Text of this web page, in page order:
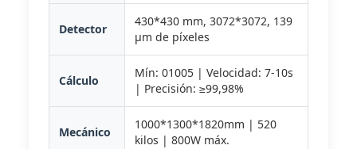
Detector
430*430 mm, 3072*3072, 139
μm de píxeles
Cálculo
Mín: 01005 | Velocidad: 7-10s
| Precisión: ≥99,98%
Mecánico
1000*1300*1820mm | 520
kilos | 800W máx.